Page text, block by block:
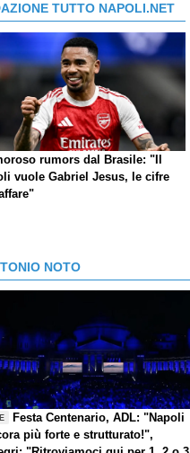
TUTTO NAPOLI.NET
rumors dal Brasile: "Il
vuole Gabriel Jesus, le cifre
NOTO
Festa Centenario, ADL: "Napoli
più forte e strutturato!",